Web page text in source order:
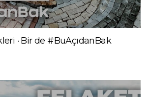
· Bir de #BuAçıdanBak